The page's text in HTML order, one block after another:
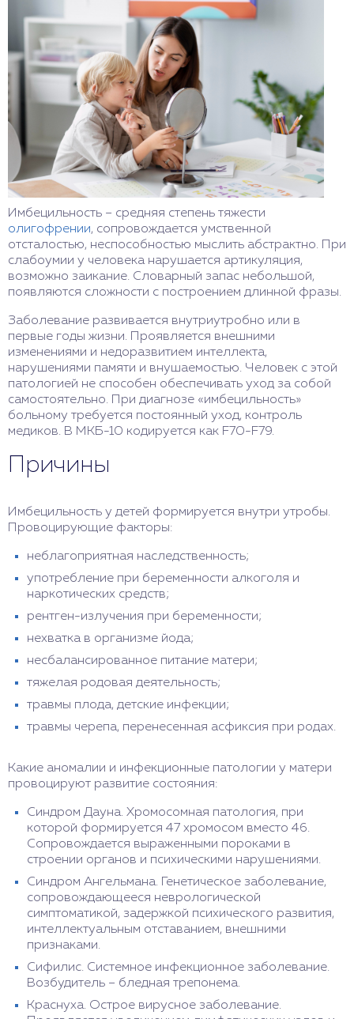
Имбецильность – средняя степень тяжести
олигофрении, сопровождается умственной
отсталостью, неспособностью мыслить абстрактно. При
слабоумии у человека нарушается артикуляция,
возможно заикание. Словарный запас небольшой,
появляются сложности с построением длинной фразы.
Заболевание развивается внутриутробно или в
первые годы жизни. Проявляется внешними
изменениями и недоразвитием интеллекта,
нарушениями памяти и внушаемостью. Человек с этой
патологией не способен обеспечивать уход за собой
самостоятельно. При диагнозе «имбецильность»
больному требуется постоянный уход, контроль
медиков. В МКБ-10 кодируется как F70-F79.
Причины
Имбецильность у детей формируется внутри утробы.
Провоцирующие факторы:
неблагоприятная наследственность;
употребление при беременности алкоголя и
наркотических средств;
рентген-излучения при беременности;
нехватка в организме йода;
несбалансированное питание матери;
тяжелая родовая деятельность;
травмы плода, детские инфекции;
травмы черепа, перенесенная асфиксия при родах.
Какие аномалии и инфекционные патологии у матери
провоцируют развитие состояния:
Синдром Дауна. Хромосомная патология, при
которой формируется 47 хромосом вместо 46.
Сопровождается выраженными пороками в
строении органов и психическими нарушениями.
Синдром Ангельмана. Генетическое заболевание,
сопровождающееся неврологической
симптоматикой, задержкой психического развития,
интеллектуальным отставанием, внешними
признаками.
Сифилис. Системное инфекционное заболевание.
Возбудитель – бледная трепонема.
Краснуха. Острое вирусное заболевание.